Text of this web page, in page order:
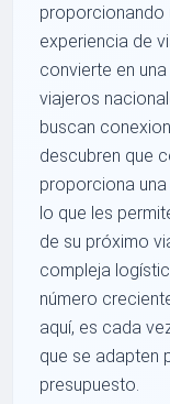
proporcionando
experiencia de
convierte en
viajeros
buscan
descubren que
proporciona
lo que les
de su próximo
compleja
número
aquí, es cada
que se adapten
presupuesto.